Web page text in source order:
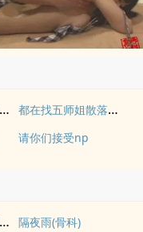
禁止吸血鬼发情（姐狗高H 1v1） 都在找五师姐散落的法宝
请你们接受np
被淫追粉们缠上团播女主播(露出NPH) 隔夜雨(骨科)